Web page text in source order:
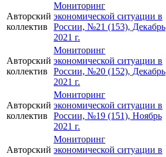
Авторский
коллектив
Мониторинг
экономической ситуации в
России, №21 (153), Декабрь
2021 г.
Авторский
коллектив
Мониторинг
экономической ситуации в
России, №20 (152), Декабрь
2021 г.
Авторский
коллектив
Мониторинг
экономической ситуации в
России, №19 (151), Ноябрь
2021 г.
Авторский
Мониторинг
экономической ситуации в